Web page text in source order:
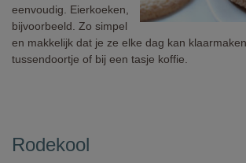
eenvoudig. Eierkoeken,
bijvoorbeeld. Zo simpel
en makkelijk dat je ze elke dag kan
tussendoortje of bij een tasje koffie.
Rodekool